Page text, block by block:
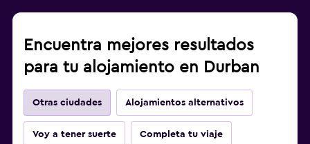
Encuentra mejores resultados
para tu alojamiento en Durban
Otras ciudades Alojamientos alternativos
Voy a tener suerte Completa tu viaje